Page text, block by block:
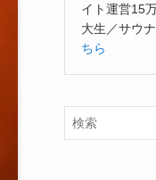
イト運営15
大生／サウ
ちら